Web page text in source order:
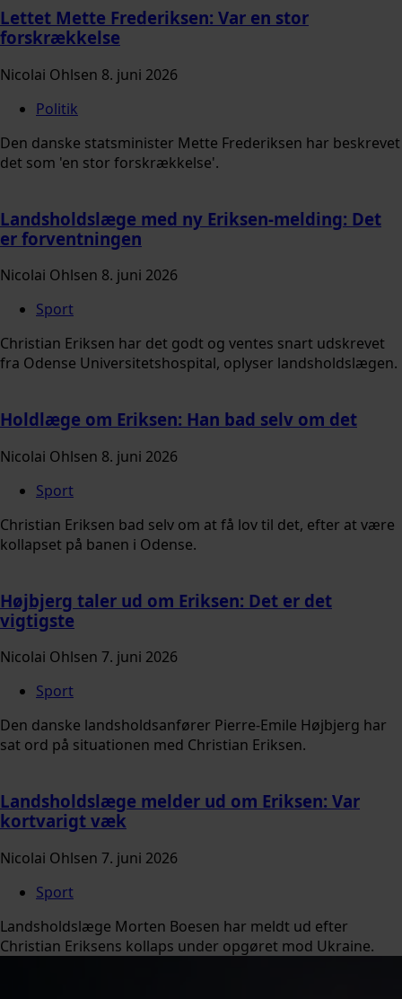
Lettet Mette Frederiksen: Var en stor
forskrækkelse
Nicolai Ohlsen 8. juni 2026
Politik
Den danske statsminister Mette Frederiksen har beskrevet
det som 'en stor forskrækkelse'.
Landsholdslæge med ny Eriksen-melding: Det
er forventningen
Nicolai Ohlsen 8. juni 2026
Sport
Christian Eriksen har det godt og ventes snart udskrevet
fra Odense Universitetshospital, oplyser landsholdslægen.
Holdlæge om Eriksen: Han bad selv om det
Nicolai Ohlsen 8. juni 2026
Sport
Christian Eriksen bad selv om at få lov til det, efter at være
kollapset på banen i Odense.
Højbjerg taler ud om Eriksen: Det er det
vigtigste
Nicolai Ohlsen 7. juni 2026
Sport
Den danske landsholdsanfører Pierre-Emile Højbjerg har
sat ord på situationen med Christian Eriksen.
Landsholdslæge melder ud om Eriksen: Var
kortvarigt væk
Nicolai Ohlsen 7. juni 2026
Sport
Landsholdslæge Morten Boesen har meldt ud efter
Christian Eriksens kollaps under opgøret mod Ukraine.